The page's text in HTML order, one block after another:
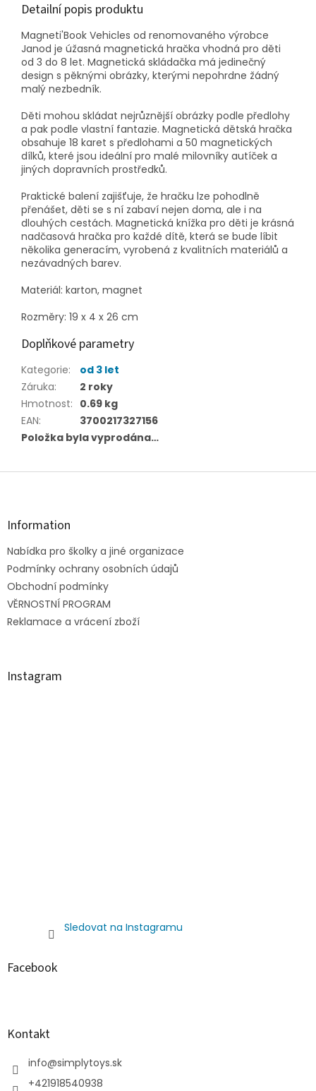
Detailní popis produktu
Magneti'Book Vehicles od renomovaného výrobce
Janod je úžasná magnetická hračka vhodná pro děti
od 3 do 8 let. Magnetická skládačka má jedinečný
design s pěknými obrázky, kterými nepohrdne žádný
malý nezbedník.
Děti mohou skládat nejrůznější obrázky podle předlohy
a pak podle vlastní fantazie. Magnetická dětská hračka
obsahuje 18 karet s předlohami a 50 magnetických
dílků, které jsou ideální pro malé milovníky autíček a
jiných dopravních prostředků.
Praktické balení zajišťuje, že hračku lze pohodlně
přenášet, děti se s ní zabaví nejen doma, ale i na
dlouhých cestách. Magnetická knížka pro děti je krásná
nadčasová hračka pro každé dítě, která se bude líbit
několika generacím, vyrobená z kvalitních materiálů a
nezávadných barev.
Materiál: karton, magnet
Rozměry: 19 x 4 x 26 cm
Doplňkové parametry
Kategorie:
od 3 let
Záruka:
2 roky
Hmotnost: 0.69 kg
EAN:
3700217327156
Položka byla vyprodána…
Z
Information
Nabídka pro školky a jiné organizace
Podmínky ochrany osobních údajů
Obchodní podmínky
VĚRNOSTNÍ PROGRAM
Reklamace a vrácení zboží
Instagram
Sledovat na Instagramu
Facebook
Kontakt
info@simplytoys.sk
+421918540938